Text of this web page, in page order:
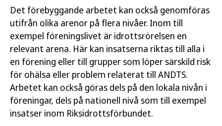
Det förebyggande arbetet kan också genomföras
utifrån olika arenor på flera nivåer. Inom till
exempel föreningslivet är idrottsrörelsen en
relevant arena. Här kan insatserna riktas till alla i
en förening eller till grupper som löper särskild risk
för ohälsa eller problem relaterat till ANDTS.
Arbetet kan också göras dels på den lokala nivån i
föreningar, dels på nationell nivå som till exempel
insatser inom Riksidrottsförbundet.